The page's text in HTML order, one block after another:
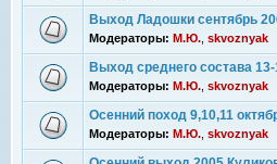
Выход Ладошки сентябрь
Модераторы: М.Ю. skvoznyak
Выход среднего состава 13-
Модераторы: М.Ю. skvoznyak
Осенний поход 9,10,11
Модераторы: М.Ю. skvoznyak